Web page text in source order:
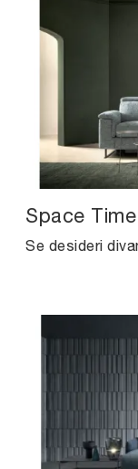
Space Time